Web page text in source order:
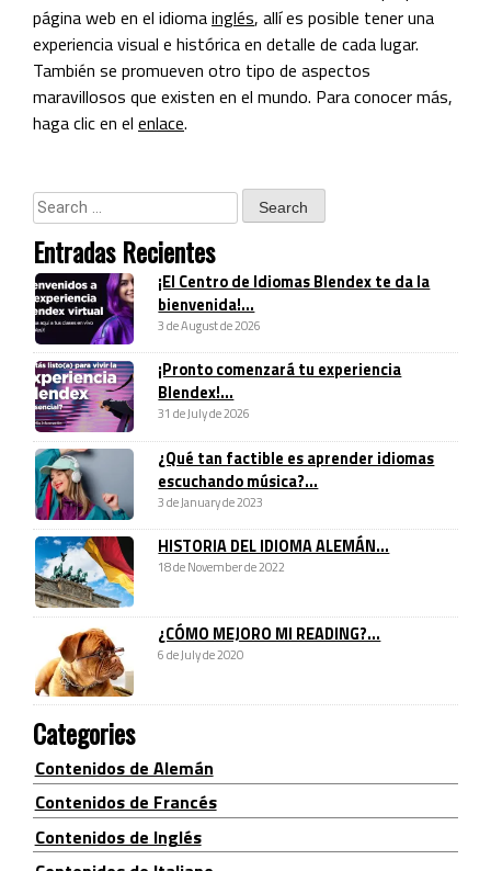
página web en el idiomainglés, allí es posible tener una
experiencia visual e histórica en detalle de cada lugar.
También se promueven otro tipo de aspectos
maravillosos que existen en el mundo. Para conocer más,
haga clic en el enlace.
Entradas Recientes
¡El Centro de Idiomas Blendex te da la
bienvenida!...
3 de August de 2026
¡Pronto comenzará tu experiencia
Blendex!...
31 de July de 2026
¿Qué tan factible es aprender idiomas
escuchando música?...
3 de January de 2023
HISTORIA DEL IDIOMA ALEMÁN...
18 de November de 2022
¿CÓMO MEJORO MI READING?...
6 de July de 2020
Categories
Contenidos de Alemán
Contenidos de Francés
Contenidos de Inglés